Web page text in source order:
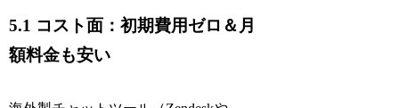
5.1 コスト面：初期費用ゼロ＆月
額料金も安い